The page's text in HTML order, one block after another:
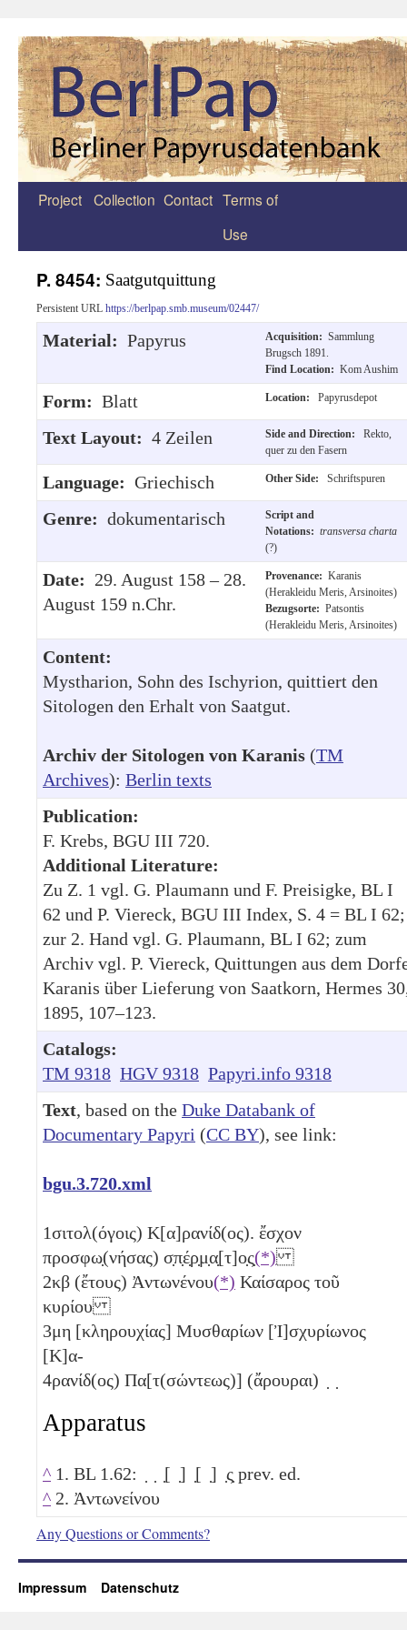
Zum
Project Collection Contact Terms of
Use
P. 8454: Saatgutquittung
Persistent URL https://berlpap.smb.museum/02447/
Material: Papyrus Acquisition: Sammlung
Brugsch 1891.
Find Location: Kom Aushim
Form: Blatt Location: Papyrusdepot
Text Layout: 4 Zeilen Side and Direction:
Rekto,
quer zu den Fasern
Language: Griechisch Other Side: Schriftspuren
Genre: dokumentarisch
Script and
Notations: transversa charta
(?)
Date: 29. August 158 – 28.
August 159 n.Chr.
Provenance: Karanis
(Herakleidu Meris, Arsinoites)
Bezugsorte: Patsontis
(Herakleidu Meris, Arsinoites)
Content:
Mystharion, Sohn des Ischyrion, quittiert den
Sitologen den Erhalt von Saatgut.
Archiv der Sitologen von Karanis (TM
Archives): Berlin texts
Publication:
F. Krebs, BGU III 720.
Additional Literature:
Zu Z. 1 vgl. G. Plaumann und F. Preisigke, BL I
62 und P. Viereck, BGU III Index, S. 4 = BL I 62;
zur 2. Hand vgl. G. Plaumann, BL I 62; zum
Archiv vgl. P. Viereck, Quittungen aus dem
Karanis über Lieferung von Saatkorn, Hermes
1895, 107–123.
Catalogs:
TM 9318 HGV 9318 Papyri.info 9318
Text, based on the Duke Databank of
Documentary Papyri (CC BY), see link:
bgu.3.720.xml
1σιτολ(όγοις) Κ[α]ρανίδ(ος). ἔσχον
προσφω̣(νήσας) σ̣π̣έ̣ρ̣μ̣α̣[τ]ο̣ς̣(*)
2κβ (ἔτους) Ἀντωνένου(*) Καίσαρος τοῦ
κυρίου
3μη [κληρουχίας] Μυσθαρίων [Ἰ]σχυρίωνος
[Κ]α-
4ρανίδ(ος) Πα[τ(σώντεως)] (ἄρουραι) ̣ ̣
Apparatus
^ 1. BL 1.62: ̣ ̣ ̣[ ̣] ̣[ ̣] ̣ς̣ prev. ed.
^ 2. Ἀντωνείνου
Any Questions or Comments?
Impressum Datenschutz